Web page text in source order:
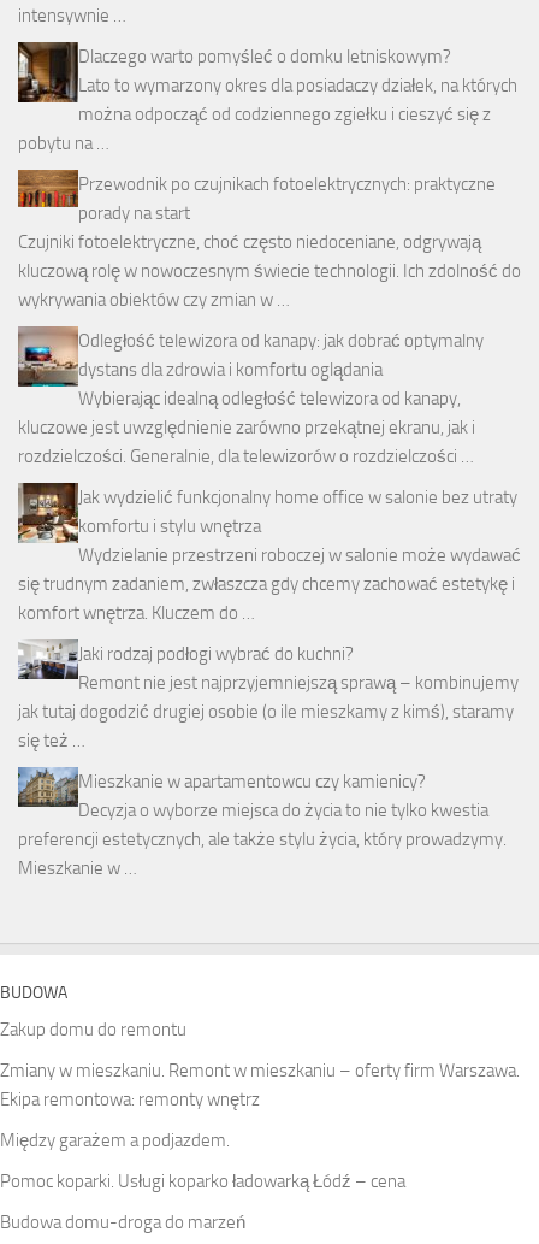
intensywnie …
Dlaczego warto pomyśleć o domku letniskowym?
Lato to wymarzony okres dla posiadaczy działek, na których
można odpocząć od codziennego zgiełku i cieszyć się z
pobytu na …
Przewodnik po czujnikach fotoelektrycznych: praktyczne
porady na start
Czujniki fotoelektryczne, choć często niedoceniane, odgrywają
kluczową rolę w nowoczesnym świecie technologii. Ich zdolność do
wykrywania obiektów czy zmian w …
Odległość telewizora od kanapy: jak dobrać optymalny
dystans dla zdrowia i komfortu oglądania
Wybierając idealną odległość telewizora od kanapy,
kluczowe jest uwzględnienie zarówno przekątnej ekranu, jak i
rozdzielczości. Generalnie, dla telewizorów o rozdzielczości …
Jak wydzielić funkcjonalny home office w salonie bez utraty
komfortu i stylu wnętrza
Wydzielanie przestrzeni roboczej w salonie może wydawać
się trudnym zadaniem, zwłaszcza gdy chcemy zachować estetykę i
komfort wnętrza. Kluczem do …
Jaki rodzaj podłogi wybrać do kuchni?
Remont nie jest najprzyjemniejszą sprawą – kombinujemy
jak tutaj dogodzić drugiej osobie (o ile mieszkamy z kimś), staramy
się też …
Mieszkanie w apartamentowcu czy kamienicy?
Decyzja o wyborze miejsca do życia to nie tylko kwestia
preferencji estetycznych, ale także stylu życia, który prowadzymy.
Mieszkanie w …
BUDOWA
Zakup domu do remontu
Zmiany w mieszkaniu. Remont w mieszkaniu – oferty firm Warszawa.
Ekipa remontowa: remonty wnętrz
Między garażem a podjazdem.
Pomoc koparki. Usługi koparko ładowarką Łódź – cena
Budowa domu-droga do marzeń